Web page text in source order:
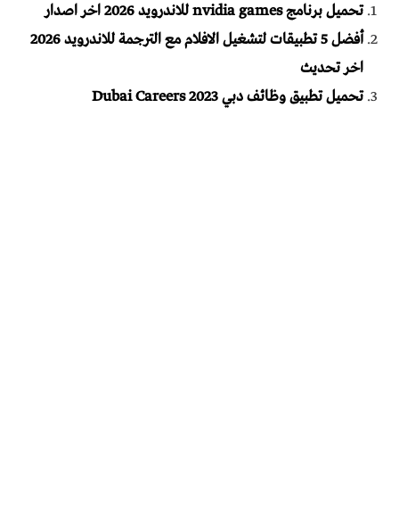
تحميل برنامج nvidia games للاندرويد 2026 اخر اصدار
أفضل 5 تطبيقات لتشغيل الافلام مع الترجمة للاندرويد 2026
اخر تحديث
تحميل تطبيق وظائف دبي Dubai Careers 2023